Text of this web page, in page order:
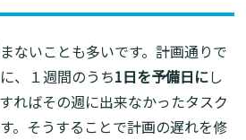
ないことも多いです。計画通りで
、１週間のうち1日を予備日にし
ればその週に出来なかったタスク
。そうすることで計画の遅れを修